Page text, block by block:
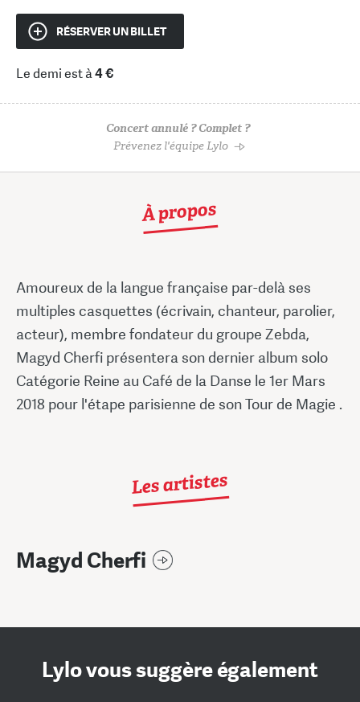
RÉSERVER UN BILLET
Le demi est à4 €
Concert annulé ? Complet ?
Prévenez l'équipe Lylo
À propos
Amoureux de la langue française par-delà ses
multiples casquettes (écrivain, chanteur, parolier,
acteur), membre fondateur du groupe Zebda,
Magyd Cherfi présentera son dernier album solo
Catégorie Reine au Café de la Danse le 1er Mars
2018 pour l'étape parisienne de son Tour de Magie .
Les artistes
Magyd Cherfi
Lylo vous suggère également